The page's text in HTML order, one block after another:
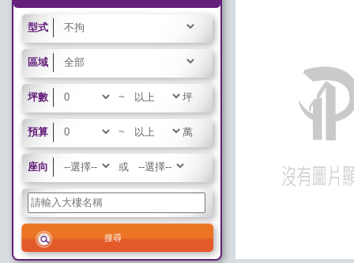
型式
區域
坪數 ~ 坪
預算 ~ 萬
座向 或